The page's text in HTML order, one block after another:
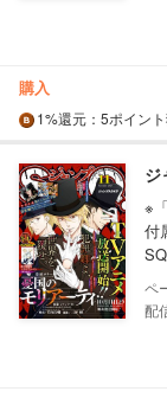
購入
1%還元 ：5ポイン
ジ
※
付
配